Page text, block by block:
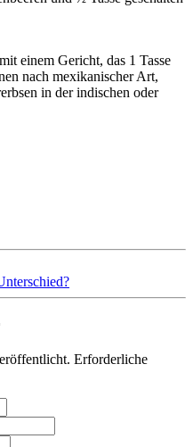
einem Gericht, das 1 Tasse
nach mexikanischer Art,
in der indischen oder
Erforderliche